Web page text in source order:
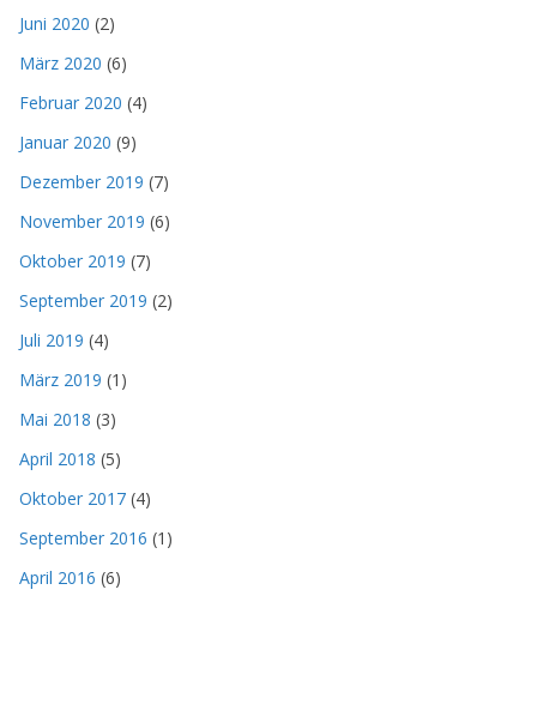
Juni 2020 (2)
März 2020 (6)
Februar 2020 (4)
Januar 2020 (9)
Dezember 2019 (7)
November 2019 (6)
Oktober 2019 (7)
September 2019 (2)
Juli 2019 (4)
März 2019 (1)
Mai 2018 (3)
April 2018 (5)
Oktober 2017 (4)
September 2016 (1)
April 2016 (6)